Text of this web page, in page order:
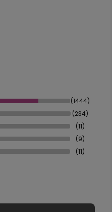
(1444)
(234)
(11)
(9)
(11)